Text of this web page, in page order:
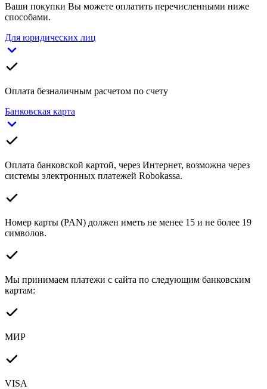
Ваши покупки Вы можете оплатить перечисленными ниже
способами.
Для юридических лиц
Оплата безналичным расчетом по счету
Банковская карта
Оплата банковской картой, через Интернет, возможна через
системы электронных платежей Robokassa.
Номер карты (PAN) должен иметь не менее 15 и не более 19
символов.
Мы принимаем платежи с сайта по следующим банковским
картам:
МИР
VISA